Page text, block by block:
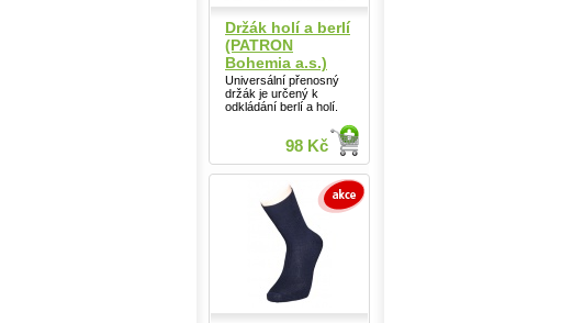
Držák holí a berlí
(PATRON
Bohemia a.s.)
Universální přenosný
držák je určený k
odkládání berlí a holí.
98 Kč